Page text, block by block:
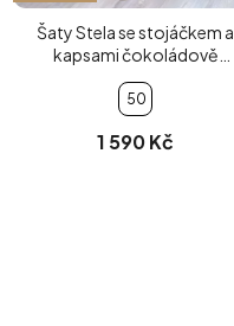
Šaty Stela se stojáčkem a
kapsami čokoládově
hnědé
50
1 590 Kč